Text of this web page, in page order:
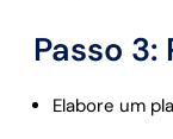
Passo
Elabore um